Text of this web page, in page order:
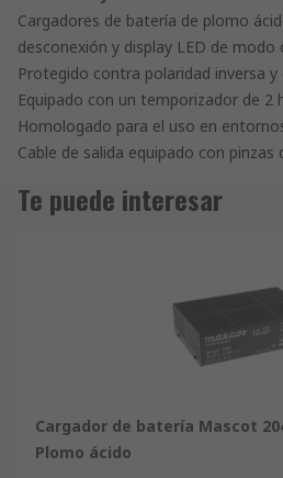
Cargadores de batería de plomo
desconexión y display LED de modo
Protegido contra polaridad inversa
Equipado con un temporizador de 2
Homologado para el uso en
Cable de salida equipado con pinzas
Te puede interesar
Cargador de batería Mascot
Plomo ácido